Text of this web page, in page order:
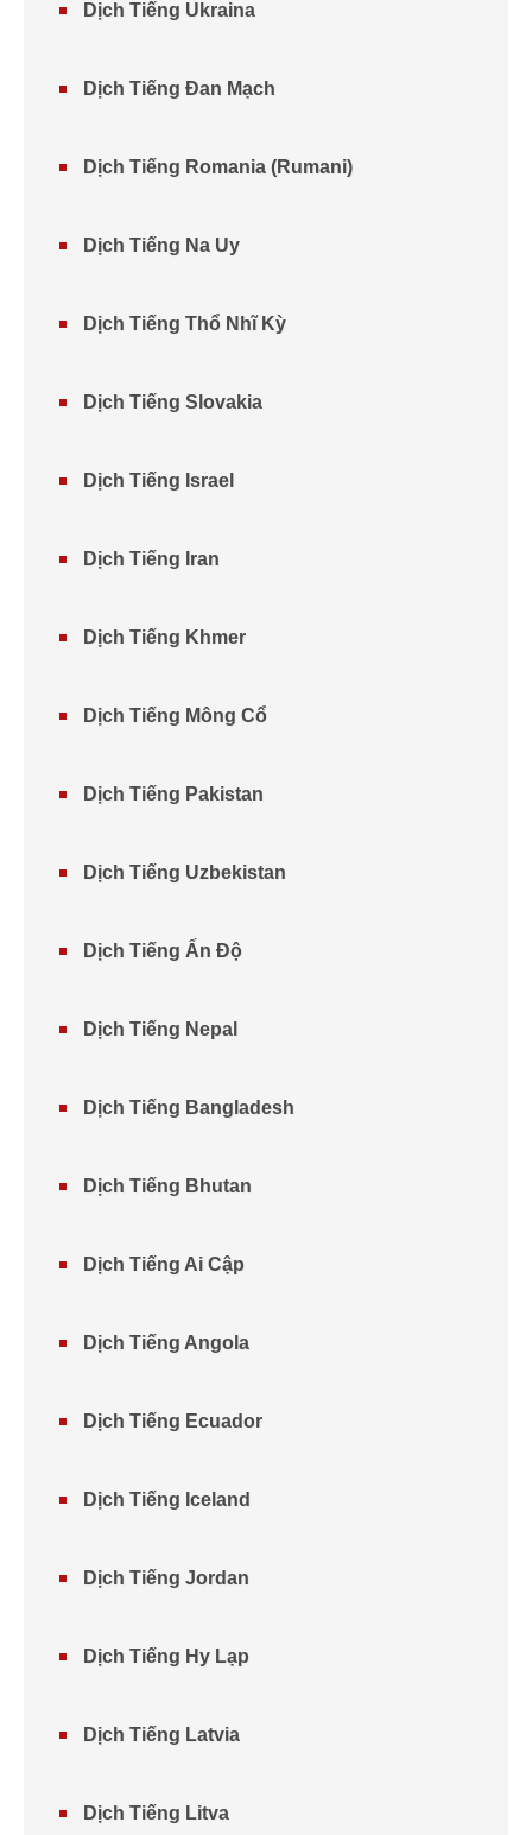
Dịch Tiếng Ukraina
Dịch Tiếng Đan Mạch
Dịch Tiếng Romania (Rumani)
Dịch Tiếng Na Uy
Dịch Tiếng Thổ Nhĩ Kỳ
Dịch Tiếng Slovakia
Dịch Tiếng Israel
Dịch Tiếng Iran
Dịch Tiếng Khmer
Dịch Tiếng Mông Cổ
Dịch Tiếng Pakistan
Dịch Tiếng Uzbekistan
Dịch Tiếng Ấn Độ
Dịch Tiếng Nepal
Dịch Tiếng Bangladesh
Dịch Tiếng Bhutan
Dịch Tiếng Ai Cập
Dịch Tiếng Angola
Dịch Tiếng Ecuador
Dịch Tiếng Iceland
Dịch Tiếng Jordan
Dịch Tiếng Hy Lạp
Dịch Tiếng Latvia
Dịch Tiếng Litva